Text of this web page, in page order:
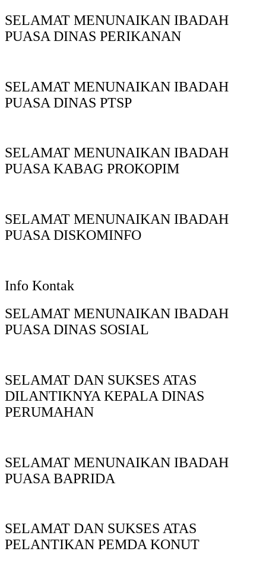
SELAMAT MENUNAIKAN IBADAH
PUASA DINAS PERIKANAN
SELAMAT MENUNAIKAN IBADAH
PUASA DINAS PTSP
SELAMAT MENUNAIKAN IBADAH
PUASA KABAG PROKOPIM
SELAMAT MENUNAIKAN IBADAH
PUASA DISKOMINFO
Info Kontak
SELAMAT MENUNAIKAN IBADAH
PUASA DINAS SOSIAL
SELAMAT DAN SUKSES ATAS
DILANTIKNYA KEPALA DINAS
PERUMAHAN
SELAMAT MENUNAIKAN IBADAH
PUASA BAPRIDA
SELAMAT DAN SUKSES ATAS
PELANTIKAN PEMDA KONUT